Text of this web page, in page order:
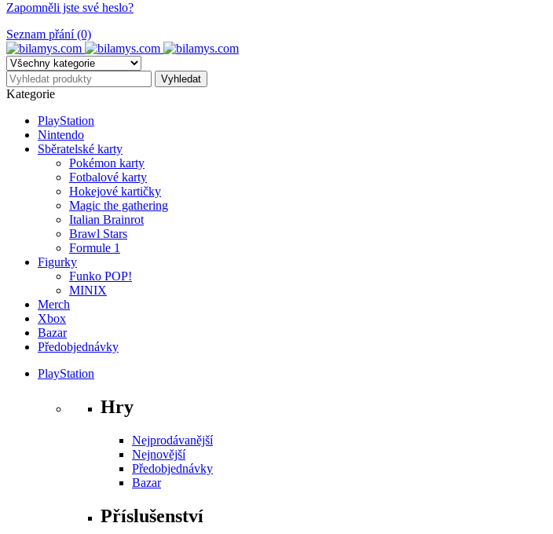
Zapomněli jste své heslo?
Seznam přání (0)
Kategorie
PlayStation
Nintendo
Sběratelské karty
Pokémon karty
Fotbalové karty
Hokejové kartičky
Magic the gathering
Italian Brainrot
Brawl Stars
Formule 1
Figurky
Funko POP!
MINIX
Merch
Xbox
Bazar
Předobjednávky
PlayStation
Hry
Nejprodávanější
Nejnovější
Předobjednávky
Bazar
Příslušenství